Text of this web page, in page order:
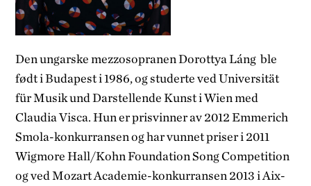
Den ungarske mezzosopranen Dorottya Láng ble
født i Budapest i 1986, og studerte ved Universität
für Musik und Darstellende Kunst i Wien med
Claudia Visca. Hun er prisvinner av 2012 Emmerich
Smola-konkurransen og har vunnet priser i 2011
Wigmore Hall/Kohn Foundation Song Competition
og ved Mozart Academie-konkurransen 2013 i Aix-